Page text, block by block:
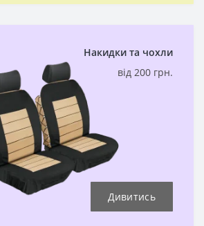
Накидки та чохли
від 200 грн.
Дивитись